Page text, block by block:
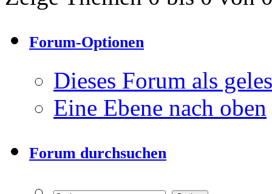
Forum-Optionen
Dieses Forum als
Eine Ebene nach oben
Forum durchsuchen